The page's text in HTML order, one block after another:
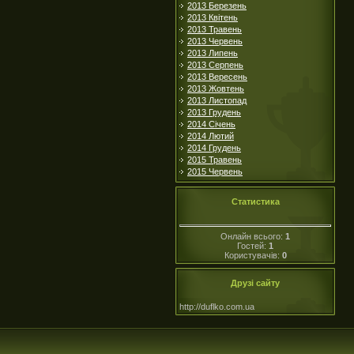
2013 Березень
2013 Квітень
2013 Травень
2013 Червень
2013 Липень
2013 Серпень
2013 Вересень
2013 Жовтень
2013 Листопад
2013 Грудень
2014 Січень
2014 Лютий
2014 Грудень
2015 Травень
2015 Червень
Статистика
Онлайн всього: 1
Гостей: 1
Користувачів: 0
Друзі сайту
http://duflko.com.ua